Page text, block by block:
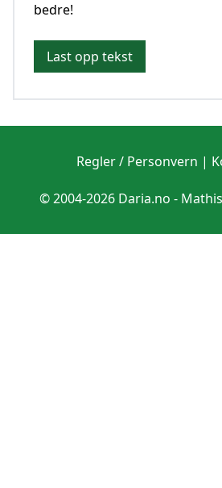
bedre!
Last opp tekst
Regler / Personvern |
© 2004-2026 Daria.no -